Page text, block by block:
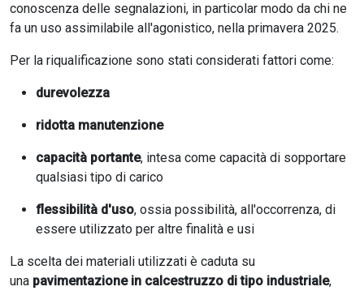
conoscenza delle segnalazioni, in particolar modo da chi ne
fa un uso assimilabile all'agonistico, nella primavera 2025.
Per la riqualificazione sono stati considerati fattori come:
durevolezza
ridotta manutenzione
capacità portante, intesa come capacità di sopportare
qualsiasi tipo di carico
flessibilità d'uso, ossia possibilità, all'occorrenza, di
essere utilizzato per altre finalità e usi
La scelta dei materiali utilizzati è caduta su
una pavimentazione in calcestruzzo di tipo industriale,